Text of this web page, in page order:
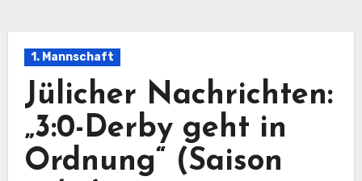
1. Mannschaft
Jülicher Nachrichten:
„3:0-Derby geht in
Ordnung“ (Saison